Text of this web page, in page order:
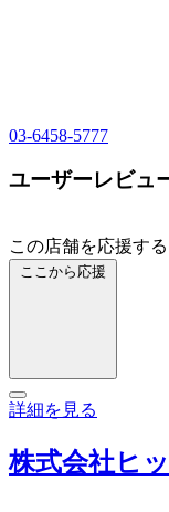
03-6458-5777
ユーザーレビュ
この店舗を応援する
ここから応援
詳細を見る
株式会社ヒ